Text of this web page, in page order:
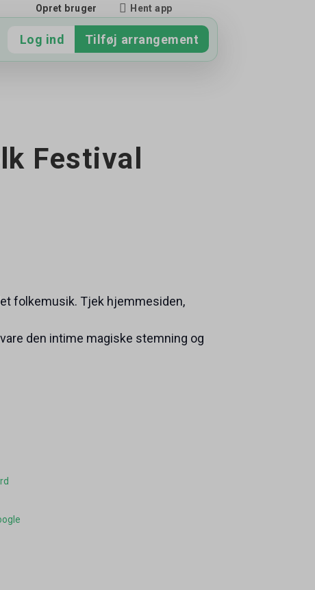
Opret bruger Hent app
Log ind Tilføj arrangement
Festival
folkemusik. Tjek hjemmesiden,
den intime magiske stemning og